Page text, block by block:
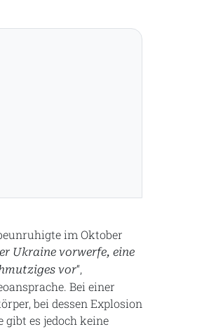
im Oktober
Ukraine vorwerfe, eine
vor“,
Bei einer
bei dessen Explosion
es jedoch keine